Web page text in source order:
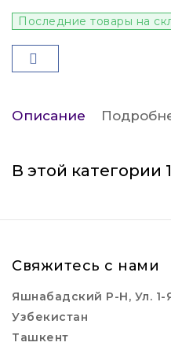
Последние товары на
Описание
В этой категории
Свяжитесь с нами
Яшнабадский Р-Н, Ул. 1-
Узбекистан
Ташкент